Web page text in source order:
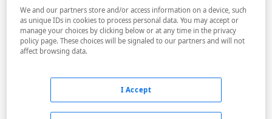
No hemos encontrado resultados
We and our partners store and/or access information on a device, such
as unique IDs in cookies to process personal data. You may accept or
manage your choices by clicking below or at any time in the privacy
policy page. These choices will be signaled to our partners and will not
affect browsing data.
I Accept